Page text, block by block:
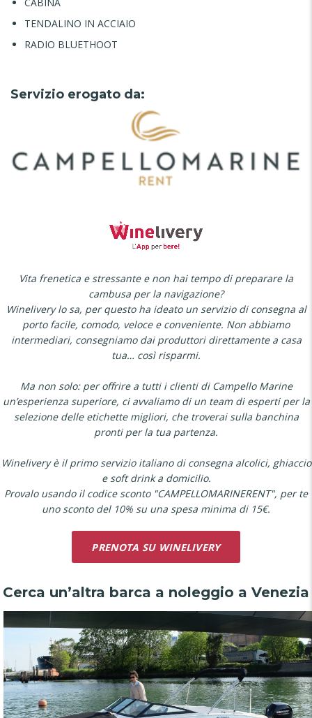
TENDALINO IN ACCIAIO
RADIO BLUETHOOT
Servizio erogato da:
Vita frenetica e stressante e non hai tempo di preparare la
cambusa per la navigazione?
Winelivery lo sa, per questo ha ideato un servizio di consegna al
porto facile, comodo, veloce e conveniente. Non abbiamo
intermediari, consegniamo dai produttori direttamente a casa
tua… così risparmi.
Ma non solo: per offrire a tutti i clienti di Campello Marine
un’esperienza superiore, ci avvaliamo di un team di esperti per la
selezione delle etichette migliori, che troverai sulla banchina
pronti per la tua partenza.
Winelivery è il primo servizio italiano di consegna alcolici, ghiaccio
e soft drink a domicilio.
Provalo usando il codice sconto "CAMPELLOMARINERENT", per te
uno sconto del 10% su una spesa minima di 15€.
PRENOTA SU WINELIVERY
Cerca un’altra barca a noleggio a Venezia